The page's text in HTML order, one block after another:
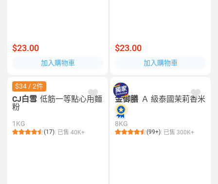
$23.00
加入購物車
$23.00
加入購物車
$34 / 2件
CJ白雪 低筋一等點心用麵
粉
1KG
(17) 已售 40K+
金御膳 Ａ 級泰國茉莉香米
8KG
(99+) 已售 300K+